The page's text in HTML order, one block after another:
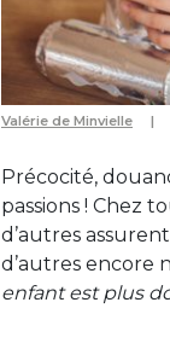
Valérie de Minvielle
Précocité,
passions ! Chez
d’autres
d’autres encore
enfant est plus